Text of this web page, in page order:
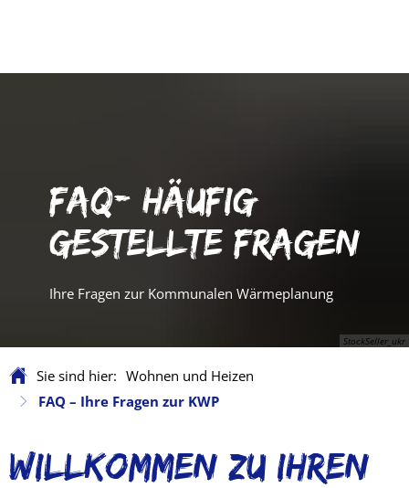
StockSeller_ukr
FAQ- HÄUFIG
GESTELLTE FRAGEN
Ihre Fragen zur Kommunalen Wärmeplanung
Sie sind hier: Wohnen und Heizen
FAQ – Ihre Fragen zur KWP
Willkommen zu Ihren